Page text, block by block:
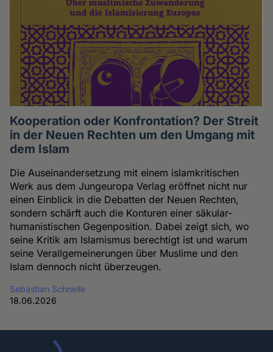
Kooperation oder Konfrontation? Der Streit
in der Neuen Rechten um den Umgang mit
dem Islam
Die Auseinandersetzung mit einem islamkritischen
Werk aus dem Jungeuropa Verlag eröffnet nicht nur
einen Einblick in die Debatten der Neuen Rechten,
sondern schärft auch die Konturen einer säkular-
humanistischen Gegenposition. Dabei zeigt sich, wo
seine Kritik am Islamismus berechtigt ist und warum
seine Verallgemeinerungen über Muslime und den
Islam dennoch nicht überzeugen.
Sebastian Schnelle
18.06.2026